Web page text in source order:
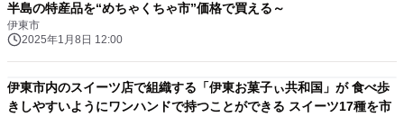
半島の特産品を“めちゃくちゃ市”価格で買える～
伊東市
2025年1月8日 12:00
伊東市内のスイーツ店で組織する「伊東お菓子ぃ共和国」が 食べ歩
きしやすいようにワンハンドで持つことができる スイーツ17種を市